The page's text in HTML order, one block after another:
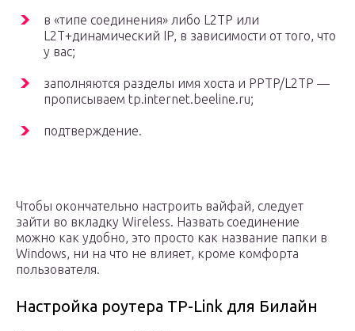
в «типе соединения» либо L2TP или
L2T+динамический IP, в зависимости от того, что
у вас;
заполняются разделы имя хоста и PPTP/L2TP —
прописываем tp.internet.beeline.ru;
подтверждение.
Чтобы окончательно настроить вайфай, следует
зайти во вкладку Wireless. Назвать соединение
можно как удобно, это просто как название папки в
Windows, ни на что не влияет, кроме комфорта
пользователя.
Настройка роутера TP-Link для Билайн